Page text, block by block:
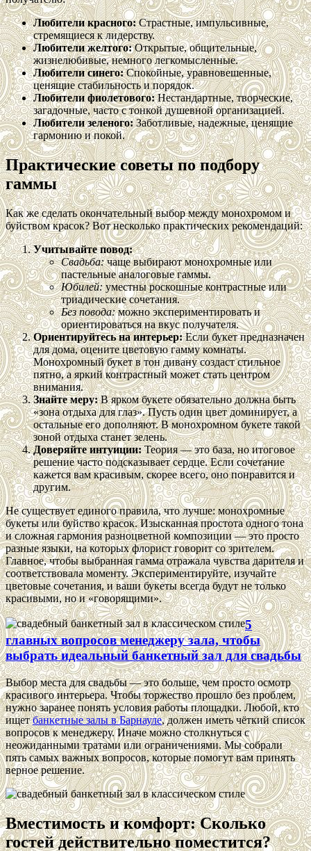
Любители красного:Страстные, импульсивные,
стремящиеся к лидерству.
Любители желтого:Открытые, общительные,
жизнелюбивые, немного легкомысленные.
Любители синего:Спокойные, уравновешенные,
ценящие стабильность и порядок.
Любители фиолетового:Нестандартные, творческие,
загадочные, часто с тонкой душевной организацией.
Любители зеленого:Заботливые, надежные, ценящие
гармонию и покой.
Практические советы по подбору
гаммы
Как же сделать окончательный выбор между монохромом и
буйством красок? Вот несколько практических рекомендаций:
Учитывайте повод:
Свадьба:чаще выбирают монохромные или
пастельные аналоговые гаммы.
Юбилей:уместны роскошные контрастные или
триадические сочетания.
Без повода:можно экспериментировать и
ориентироваться на вкус получателя.
Ориентируйтесь на интерьер:Если букет предназначен
для дома, оцените цветовую гамму комнаты.
Монохромный букет в тон дивану создаст стильное
пятно, а яркий контрастный может стать центром
внимания.
Знайте меру:В ярком букете обязательно должна быть
«зона отдыха для глаз». Пусть один цвет доминирует, а
остальные его дополняют. В монохромном букете такой
зоной отдыха станет зелень.
Доверяйте интуиции:Теория — это база, но итоговое
решение часто подсказывает сердце. Если сочетание
кажется вам красивым, скорее всего, оно понравится и
другим.
Не существует единого правила, что лучше: монохромные
букеты или буйство красок. Изысканная простота одного тона
и сложная гармония разноцветной композиции — это просто
разные языки, на которых флорист говорит со зрителем.
Главное, чтобы выбранная гамма отражала чувства дарителя и
соответствовала моменту. Экспериментируйте, изучайте
цветовые сочетания, и ваши букеты всегда будут не только
красивыми, но и «говорящими».
5
главных вопросов менеджеру зала, чтобы
выбрать идеальный банкетный зал для свадьбы
Выбор места для свадьбы — это больше, чем просто осмотр
красивого интерьера. Чтобы торжество прошло без проблем,
нужно заранее понять условия работы площадки. Любой, кто
ищетбанкетные залы в Барнауле, должен иметь чёткий список
вопросов к менеджеру. Иначе можно столкнуться с
неожиданными тратами или ограничениями. Мы собрали
пять самых важных вопросов, которые помогут вам принять
верное решение.
Вместимость и комфорт: Сколько
гостей действительно поместится?